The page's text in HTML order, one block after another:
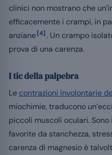
clinici non mostrano che
efficacemente i crampi, in
anziane[4] . Un crampo
prova di una carenza.
I tic della palpebra
Le contrazioni involontarie
miochimie, traducono
piccoli muscoli oculari.
favorite da stanchezza,
carenza di magnesio è